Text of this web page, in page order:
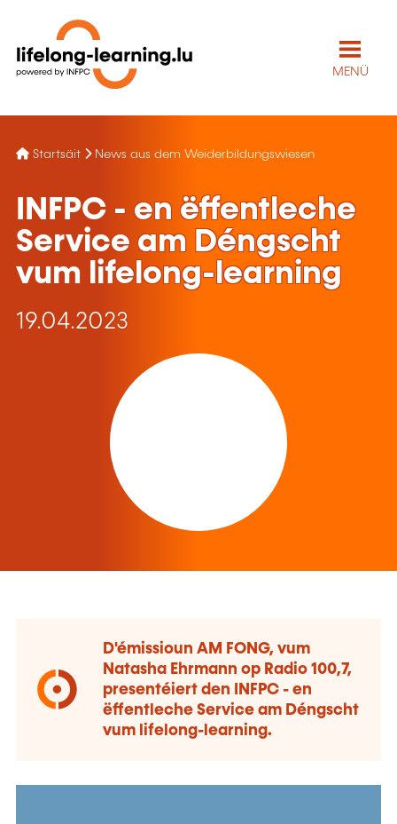
MENÜ
Startsäit News aus dem Weiderbildungswiesen
INFPC - en ëffentleche
Service am Déngscht
vum lifelong-learning
19.04.2023
D'émissioun AM FONG, vum
Natasha Ehrmann op Radio 100,7,
presentéiert den INFPC - en
ëffentleche Service am Déngscht
vum lifelong-learning.